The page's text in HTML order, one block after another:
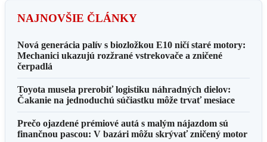
NAJNOVŠIE ČLÁNKY
Nová generácia palív s biozložkou E10 ničí staré motory:
Mechanici ukazujú rozžrané vstrekovače a zničené
čerpadlá
Toyota musela prerobiť logistiku náhradných dielov:
Čakanie na jednoduchú súčiastku môže trvať mesiace
Prečo ojazdené prémiové autá s malým nájazdom sú
finančnou pascou: V bazári môžu skrývať zničený motor